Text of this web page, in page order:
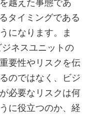
越えた事態であ
タイミングである
になります。ま
ネスユニットの
要性やリスクを伝
のではなく、ビジ
必要なリスクは何
に役立つのか、経